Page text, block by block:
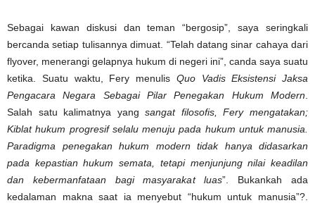
Sebagai kawan diskusi dan teman “bergosip”, saya seringkali
bercanda setiap tulisannya dimuat. “Telah datang sinar cahaya dari
flyover, menerangi gelapnya hukum di negeri ini”, canda saya suatu
ketika. Suatu waktu, Fery menulis Quo Vadis Eksistensi Jaksa
Pengacara Negara Sebagai Pilar Penegakan Hukum Modern
Salah satu kalimatnya yangsangat filosofis, Fery mengatakan;
Kiblat hukum progresif selalu menuju pada hukum untuk manusia.
Paradigma penegakan hukum modern tidak hanya didasarkan
pada kepastian hukum semata, tetapi menjunjung nilai keadilan
dan kebermanfataan bagi masyarakat luas”. Bukankah ada
kedalaman makna saat ia menyebut “hukum untuk manusia”?.